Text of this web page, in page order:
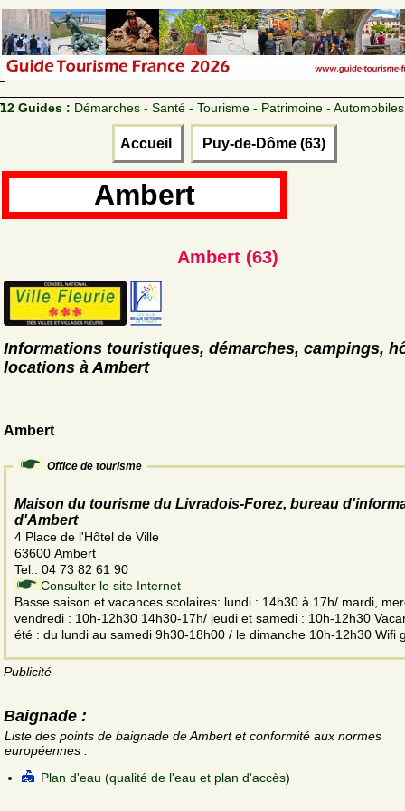
12 Guides : Démarches - Santé - Tourisme - Patrimoine - Automobiles
Accueil Puy-de-Dôme (63)
Ambert
Ambert (63)
Informations touristiques, démarches, campings,
locations à Ambert
Ambert
Office de tourisme
Maison du tourisme du Livradois-Forez, bureau
d'Ambert
4 Place de l'Hôtel de Ville
63600 Ambert
Tel.: 04 73 82 61 90
Consulter le site Internet
Basse saison et vacances scolaires: lundi : 14h30 à 17h/ mardi,
vendredi : 10h-12h30 14h30-17h/ jeudi et samedi : 10h-12h30
été : du lundi au samedi 9h30-18h00 / le dimanche 10h-12h30 Wifi
Publicité
Baignade :
Liste des points de baignade de Ambert et conformité aux normes
européennes :
Plan d'eau (qualité de l'eau et plan d'accès)